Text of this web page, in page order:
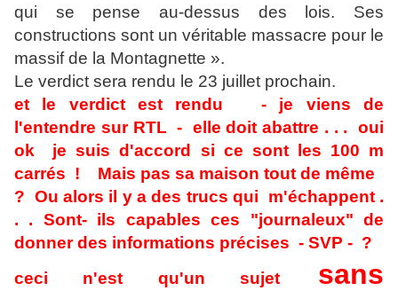
qui se pense au-dessus des lois. Ses
constructions sont un véritable massacre pour le
massif de la Montagnette ».
Le verdict sera rendu le 23 juillet prochain.
et le verdict est rendu - je viens de
l'entendre sur RTL - elle doit abattre . . . oui
ok je suis d'accord si ce sont les 100 m
carrés ! Mais pas sa maison tout de même
? Ou alors il y a des trucs qui m'échappent .
. . Sont- ils capables ces "journaleux" de
donner des informations précises - SVP - ?
ceci n'est qu'un sujetsans